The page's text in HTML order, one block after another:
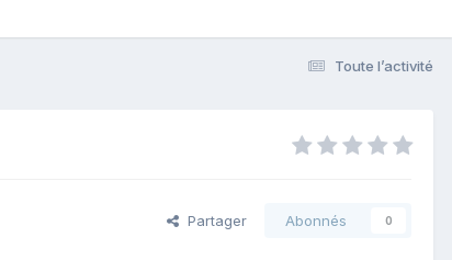
Toute l’activité
Partager Abonnés 0